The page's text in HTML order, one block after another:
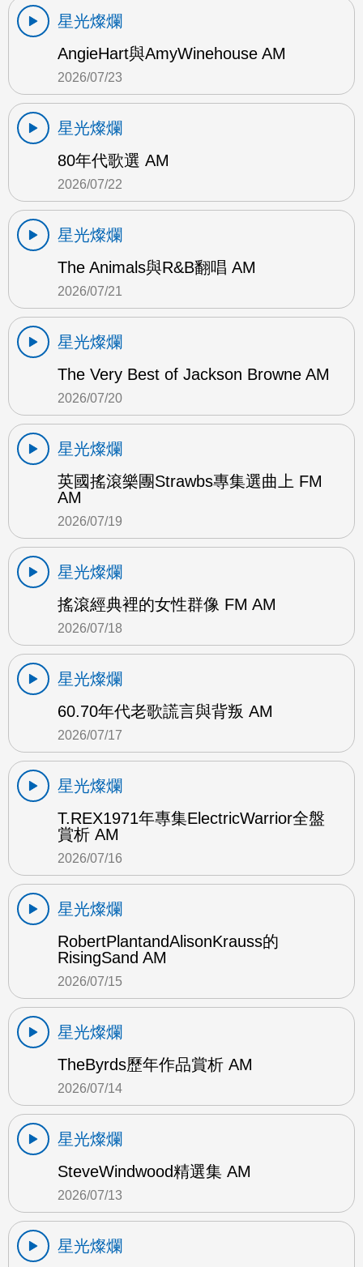
星光燦爛
AngieHart與AmyWinehouse AM
2026/07/23
星光燦爛
80年代歌選 AM
2026/07/22
星光燦爛
The Animals與R&B翻唱 AM
2026/07/21
星光燦爛
The Very Best of Jackson Browne AM
2026/07/20
星光燦爛
英國搖滾樂團Strawbs專集選曲上 FM
AM
2026/07/19
星光燦爛
搖滾經典裡的女性群像 FM AM
2026/07/18
星光燦爛
60.70年代老歌謊言與背叛 AM
2026/07/17
星光燦爛
T.REX1971年專集ElectricWarrior全盤
賞析 AM
2026/07/16
星光燦爛
RobertPlantandAlisonKrauss的
RisingSand AM
2026/07/15
星光燦爛
TheByrds歷年作品賞析 AM
2026/07/14
星光燦爛
SteveWindwood精選集 AM
2026/07/13
星光燦爛